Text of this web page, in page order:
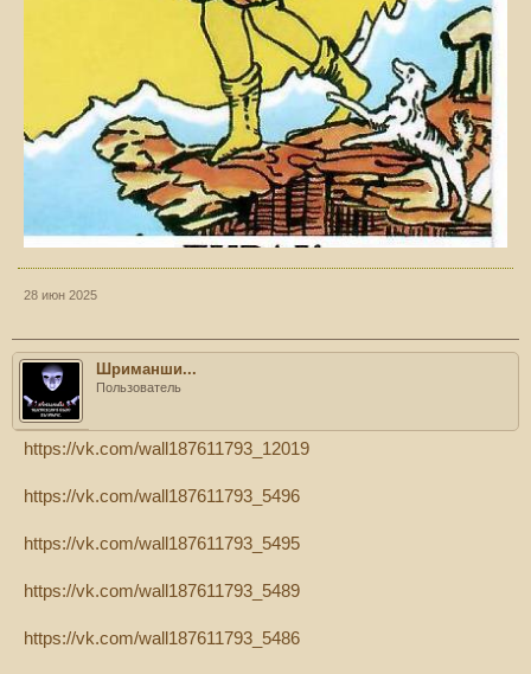
28 июн 2025
Шриманши...
Пользователь
https://vk.com/wall187611793_12019
https://vk.com/wall187611793_5496
https://vk.com/wall187611793_5495
https://vk.com/wall187611793_5489
https://vk.com/wall187611793_5486